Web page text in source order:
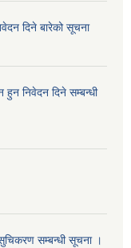
दिने बारेको सूचना
निवेदन दिने सम्बन्धी
सम्बन्धी सूचना ।